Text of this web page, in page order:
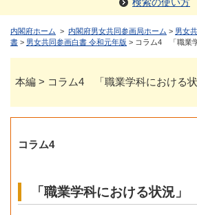
検索の使い方
内閣府ホーム > 内閣府男女共同参画局ホーム > 男女
書 > 男女共同参画白書 令和元年版 > コラム4 「職業
本編 > コラム4 「職業学科における状
コラム4
「職業学科における状況」